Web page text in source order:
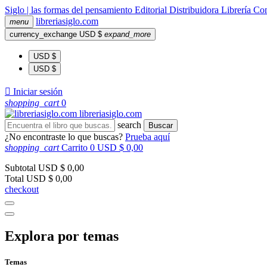
Siglo | las formas del pensamiento Editorial Distribuidora Librería
menu libreriasiglo.com
currency_exchange USD $ expand_more
USD $
USD $
 Iniciar sesión
shopping_cart 0
libreriasiglo.com
search
Buscar
¿No encontraste lo que buscas? Prueba aquí
shopping_cart Carrito 0 USD $ 0,00
Subtotal USD $ 0,00
Total USD $ 0,00
checkout
Explora por temas
Temas